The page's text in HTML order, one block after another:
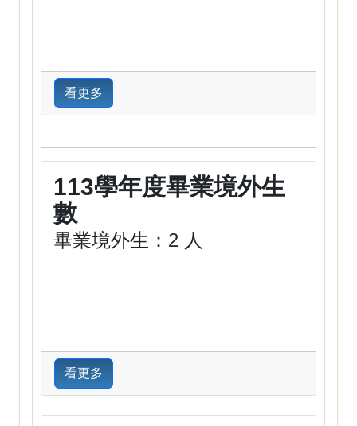
看更多
113學年度畢業境外生
數
畢業境外生：2 人
看更多